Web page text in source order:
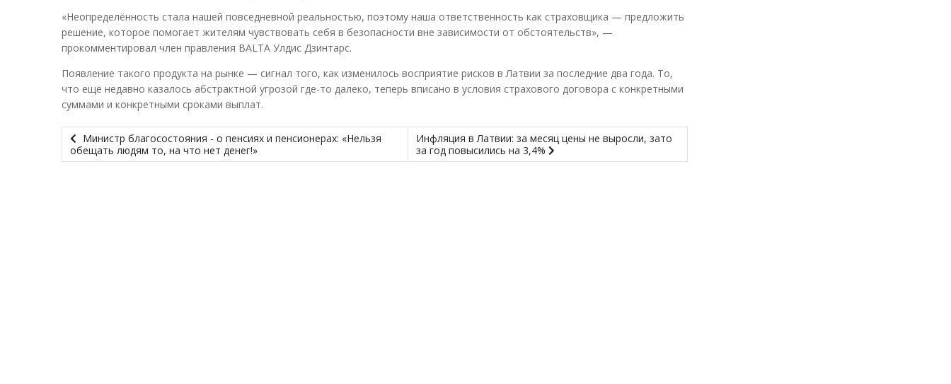
«Неопределённость стала нашей повседневной реальностью, поэтому наша ответственность как страховщика — предложить
решение, которое помогает жителям чувствовать себя в безопасности вне зависимости от обстоятельств», —
прокомментировал член правления BALTA Улдис Дзинтарс.
Появление такого продукта на рынке — сигнал того, как изменилось восприятие рисков в Латвии за последние два года. То,
что ещё недавно казалось абстрактной угрозой где-то далеко, теперь вписано в условия страхового договора с конкретными
суммами и конкретными сроками выплат.
Министр благосостояния - о пенсиях и пенсионерах: «Нельзя
обещать людям то, на что нет денег!»
Инфляция в Латвии: за месяц цены не выросли, зато
за год повысились на 3,4%